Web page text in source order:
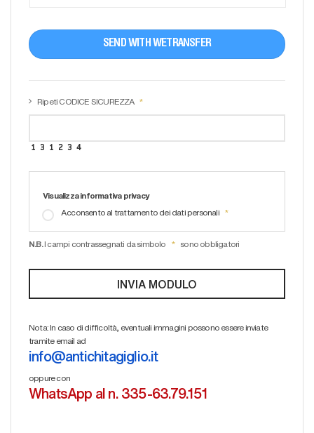
SEND WITH WETRANSFER
Ripeti CODICE SICUREZZA
Visualizza informativa privacy
Acconsento al trattamento dei dati personali
N.B. I campi contrassegnati da simbolo sono obbligatori
Nota: In caso di difficoltà, eventuali immagini possono essere inviate
tramite email ad
info@antichitagiglio.it
oppure con
WhatsApp al n. 335-63.79.151